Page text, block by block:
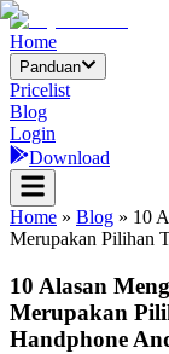
Home
Panduan
Pricelist
Blog
Login
Download
Home » Blog » 10
Merupakan Pilihan
10 Alasan
Merupakan
Handphone